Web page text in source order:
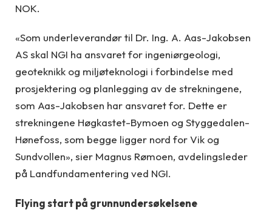
NOK.
«Som underleverandør til Dr. Ing. A. Aas-Jakobsen
AS skal NGI ha ansvaret for ingeniørgeologi,
geoteknikk og miljøteknologi i forbindelse med
prosjektering og planlegging av de strekningene,
som Aas-Jakobsen har ansvaret for. Dette er
strekningene Høgkastet-Bymoen og Styggedalen-
Hønefoss, som begge ligger nord for Vik og
Sundvollen», sier Magnus Rømoen, avdelingsleder
på Landfundamentering ved NGI.
Flying start på grunnundersøkelsene